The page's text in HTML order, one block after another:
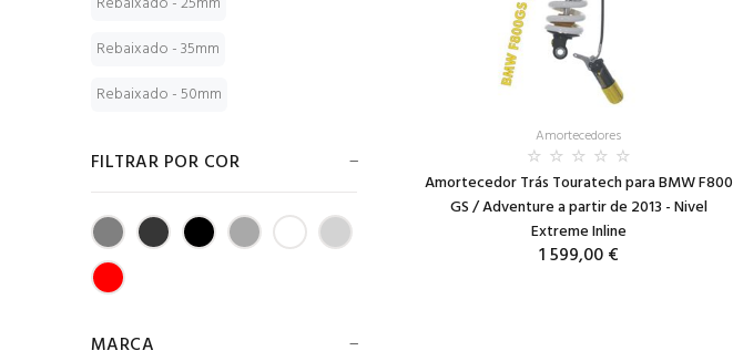
Rebaixado - 35mm
Rebaixado - 50mm
FILTRAR POR COR
MARCA
Amortecedores
Amortecedor Trás Touratech para BMW F800
GS / Adventure a partir de 2013 - Nivel
Extreme Inline
1 599,00 €